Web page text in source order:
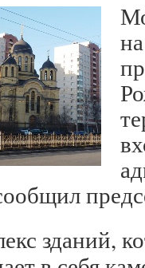
зданий,